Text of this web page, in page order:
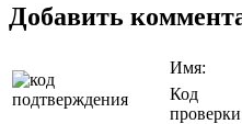
Добавить
Имя:
Код